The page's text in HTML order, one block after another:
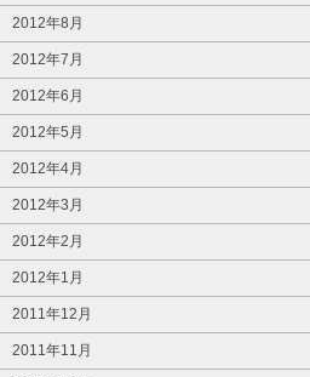
2012年8月
2012年7月
2012年6月
2012年5月
2012年4月
2012年3月
2012年2月
2012年1月
2011年12月
2011年11月